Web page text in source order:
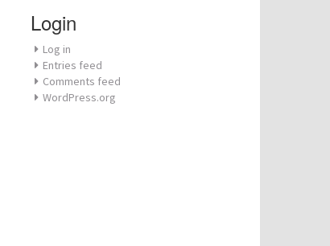
Login
Log in
Entries feed
Comments feed
WordPress.org